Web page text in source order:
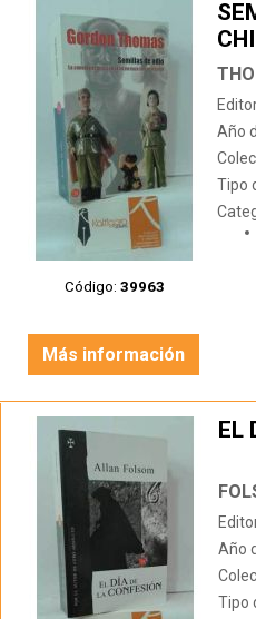
Código: 39963
Año
Tipo
Más información
EL
Año
Tipo